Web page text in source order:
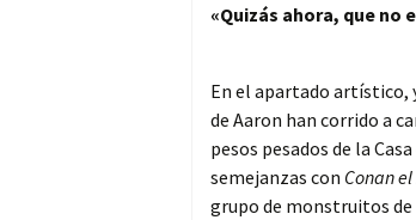
«Quizás ahora, que no
En el apartado artístico,
de Aaron han corrido a
pesos pesados de la
semejanzas con Conan
grupo de monstruitos